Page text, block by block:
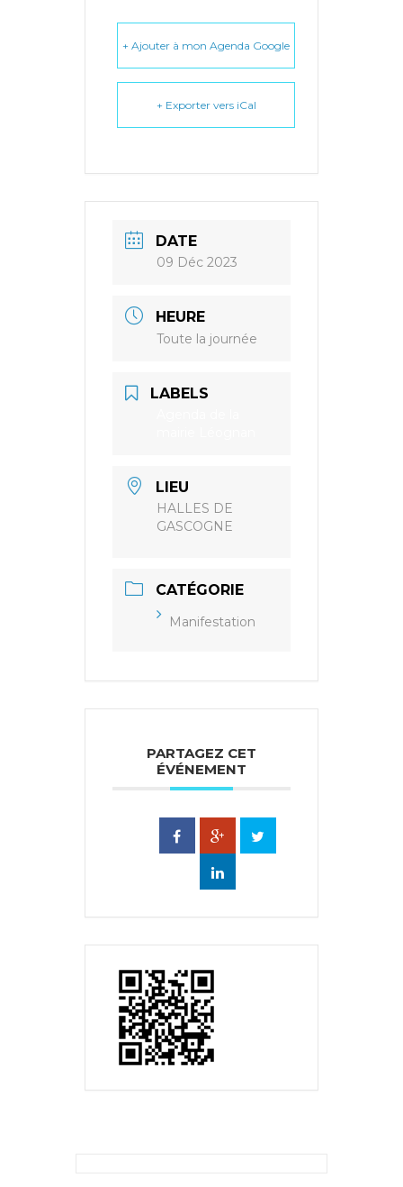
+ Ajouter à mon Agenda Google
+ Exporter vers iCal
DATE
09 Déc 2023
HEURE
Toute la journée
LABELS
LIEU
HALLES DE
GASCOGNE
CATÉGORIE
Manifestation
PARTAGEZ CET
ÉVÉNEMENT